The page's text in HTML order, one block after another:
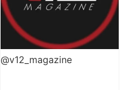
@v12_magazine